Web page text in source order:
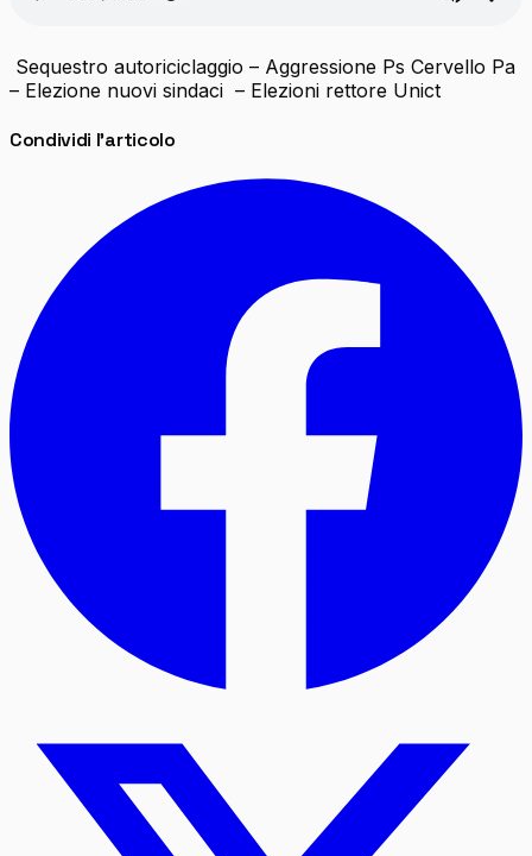
Sequestro autoriciclaggio – Aggressione Ps Cervello Pa
– Elezione nuovi sindaci – Elezioni rettore Unict
Condividi l'articolo